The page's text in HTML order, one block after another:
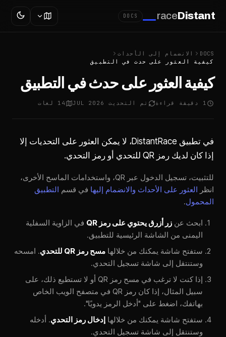
Distant
race
DOCS
DOCS
الانضمام إلى الأحداث
كيفية العثور على حدث في التطبيق
كيفية العثور على حدث في التطبيق
1 دقيقة قراءة تم التحديث JUL 2026 14 لغات
في تطبيق DistantRace، لا يمكن العثور على التحديات إلا
إذا كان لديك رمز QR للتحدي أو رمز التحدي.
للتثبيت، تسجيل الدخول عبر QR، واستخدامات الماسح الأخرى،
انظر العثور على الأحداث والانضمام إليها في قسم التطبيق
المحمول.
ابحث عن زر أزرق يحتوي على رمز QR
في الزاوية السفلية
اليمنى من الشاشة الرئيسية للتطبيق.
ستفتح شاشة يمكنك من خلالها مسح رمز QR للتحدي
. امسحه
وستنتقل إلى شاشة تسجيل التحدي.
إذا كنت لا ترغب في مسح رمز QR أو لا تستطيع ذلك، على
سبيل المثال، إذا كان رمز QR في متصفح الويب الخاص
بهاتفك، اضغط على "أدخل الرمز يدويًا".
ستفتح شاشة يمكنك من خلالها إدخال رمز التحدي. أدخله
وستنتقل إلى شاشة تسجيل التحدي.